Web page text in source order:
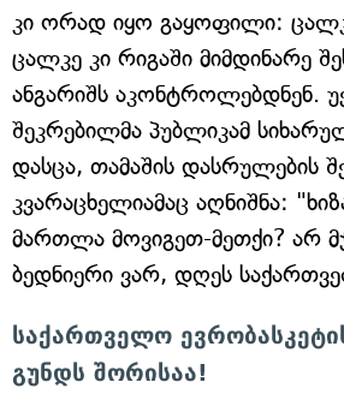
კი ორად იყო გაყოფილი:
ცალკე კი რიგაში მიმდინარე
ანგარიშს აკონტროლებდნენ.
შეკრებილმა პუბლიკამ
დასცა, თამაშის დასრულების
კვარაცხელიამაც აღნიშნა:
მართლა მოვიგეთ-მეთქი? არ
ბედნიერი ვარ, დღეს
საქართველო
გუნდს შორისაა!